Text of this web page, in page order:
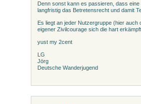
Denn sonst kann es passieren, dass
langfristig das Betretensrecht und damit
Es liegt an jeder Nutzergruppe (hier
eigener Zivilcourage sich die hart
yust my 2cent
LG
Jörg
Deutsche Wanderjugend